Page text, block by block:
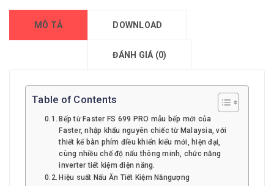
MÔ TẢ DOWNLOAD
ĐÁNH GIÁ (0)
Table of Contents
Bếp từ Faster FS 699 PRO mẫu bếp mới của
Faster, nhập khẩu nguyên chiếc từ Malaysia, với
thiết kế bàn phím điều khiển kiểu mới, hiện đại,
cùng nhiều chế độ nấu thông minh, chức năng
inverter tiết kiệm điện năng.
Hiệu suất Nấu Ăn Tiết Kiệm Năngượng